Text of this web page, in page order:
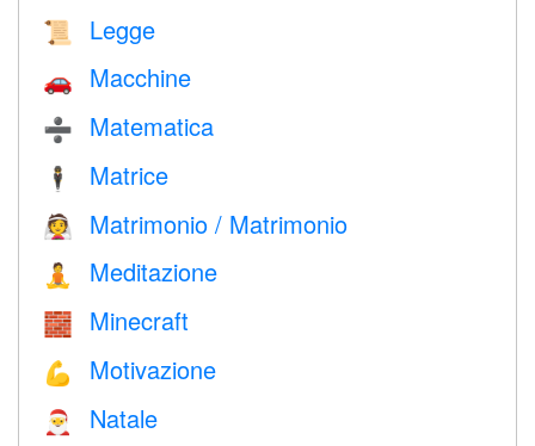
📜 Legge
🚗 Macchine
➗ Matematica
🕴️ Matrice
👰 Matrimonio / Matrimonio
🧘 Meditazione
🧱 Minecraft
💪 Motivazione
🎅 Natale